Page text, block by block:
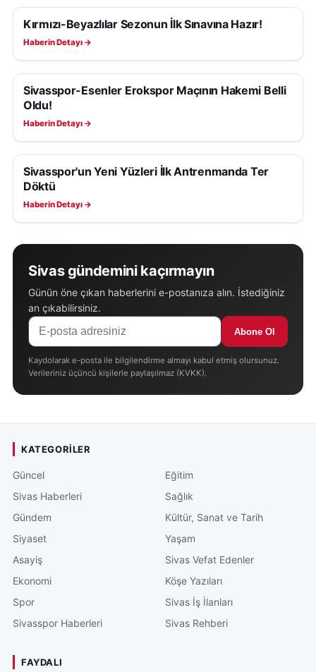
SIVASSPOR HABERLERI
Kırmızı-Beyazlılar Sezonun İlk Sınavına Hazır!
Haberin Detayı →
SIVASSPOR HABERLERI
Sivasspor-Esenler Erokspor Maçının Hakemi Belli
Oldu!
Haberin Detayı →
SIVASSPOR HABERLERI
Sivasspor'un Yeni Yüzleri İlk Antrenmanda Ter
Döktü
Haberin Detayı →
Sivas gündemini kaçırmayın
Günün öne çıkan haberlerini e-postanıza alın. İstediğiniz
an çıkabilirsiniz.
Abone Ol
Kaydolarak e-posta ile bilgilendirme almayı kabul etmiş olursunuz.
Verileriniz üçüncü kişilerle paylaşılmaz (KVKK).
KATEGORILER
Güncel
Sivas Haberleri
Gündem
Siyaset
Asayiş
Ekonomi
Spor
Sivasspor Haberleri
Eğitim
Sağlık
Kültür, Sanat ve Tarih
Yaşam
Sivas Vefat Edenler
Köşe Yazıları
Sivas İş İlanları
Sivas Rehberi
FAYDALI